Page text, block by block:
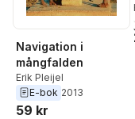
Navigation i
mångfalden
Erik Pleijel
E-bok 2013
59 kr